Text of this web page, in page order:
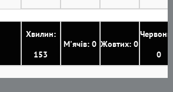
Хвилин:
153
М'ячів: 0 Жовтих: 0
0